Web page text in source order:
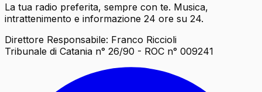
La tua radio preferita, sempre con te. Musica,
intrattenimento e informazione 24 ore su 24.
Direttore Responsabile: Franco Riccioli
Tribunale di Catania n° 26/90 - ROC n° 009241